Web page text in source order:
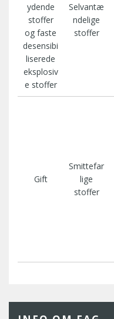
ydende
stoffer
og faste
desensibi
liserede
eksplosiv
e stoffer
Selvantæ
ndelige
stoffer
Gift
Smittefar
lige
stoffer